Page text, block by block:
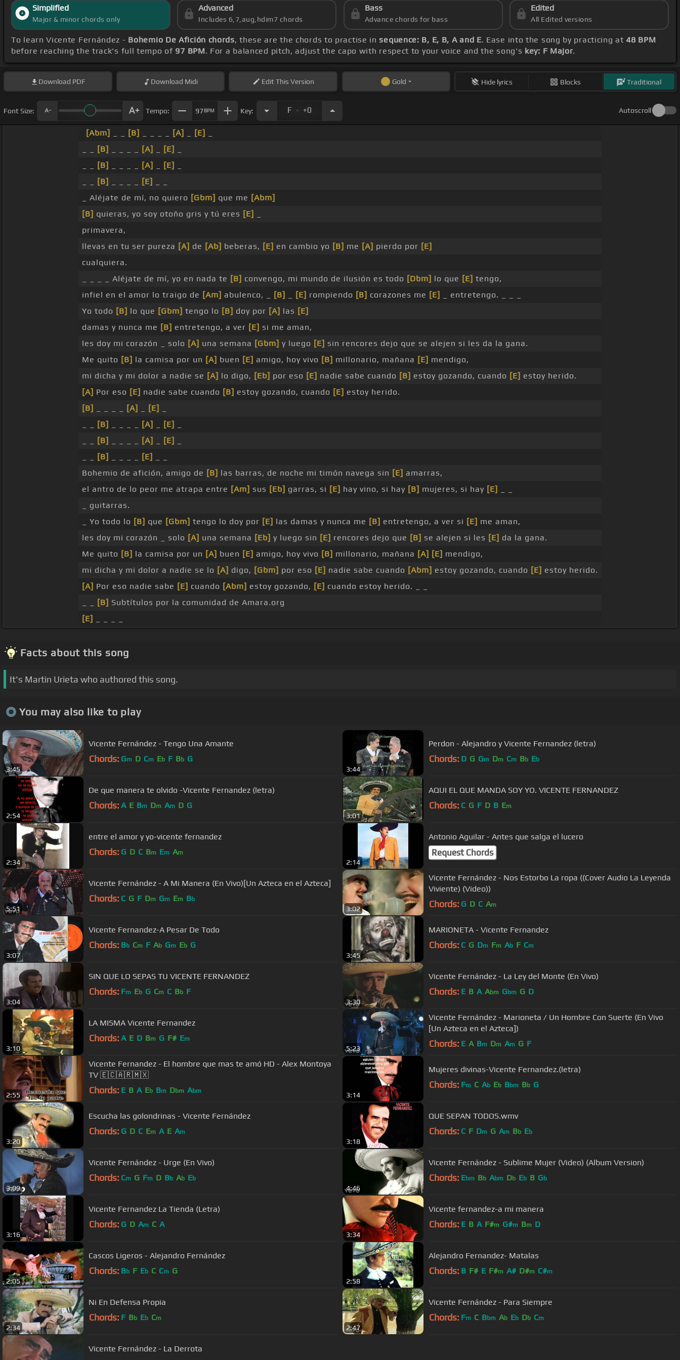
Simplified
Major & minor chords only
Advanced
Includes 6,7,aug,hdim7 chords
Bass
Advance chords for bass
Edited
All Edited versions
To learn Vicente Fernández - Bohemio De Afición chords, these are the chords to practise insequence: B, E, B, A and E. Ease into the song by practicing at48 BPM
before reaching the track's full tempo of 97 BPM. For a balanced pitch, adjust the capo with respect to your voice and the song's key: F Major.
Download PDF Download Midi EditThis Version Gold Hide lyrics Blocks Traditional
Font Size: Tempo: 97BPM Key: F . +0 Autoscroll
[Abm] [B] [A] [E]
[B] [A] [E]
[B] [A] [E]
[B] [E]
_ Aléjate de mí, no quiero [Gbm] que me [Abm]
[B] quieras, yo soy otoño gris y tú eres [E]
primavera,
llevas en tu ser pureza [A] de [Ab] beberas, [E] en cambio yo [B] me [A] pierdo por [E]
cualquiera.
_ _ _ _ Aléjate de mí, yo en nada te [B] convengo, mi mundo de ilusión es todo [Dbm] lo que [E] tengo,
infiel en el amor lo traigo de [Am] abulenco, _ [B] [E] rompiendo [B] corazones me [E]
_ entretengo. _ _ _
Yo todo [B] lo que [Gbm] tengo lo [B] doy por [A] las [E]
damas y nunca me [B] entretengo, a ver [E] si me aman,
les doy mi corazón _ solo [A] una semana [Gbm] y luego [E] sin rencores dejo que se alejen si les da la gana.
Me quito [B] la camisa por un [A] buen [E] amigo, hoy vivo [B] millonario, mañana [E] mendigo,
mi dicha y mi dolor a nadie se [A] lo digo, [Eb] por eso [E] nadie sabe cuando [B] estoy gozando, cuando [E] estoy herido.
[A] Por eso [E] nadie sabe cuando [B] estoy gozando, cuando [E] estoy herido.
[B]
[A] [E]
[B] [A] [E]
[B] [A] [E]
[B] [E]
Bohemio de afición, amigo de [B] las barras, de noche mi timón navega sin [E] amarras,
el antro de lo peor me atrapa entre [Am] sus [Eb] garras, si [E] hay vino, si hay [B] mujeres, si hay [E]
_ guitarras.
_ Yo todo lo [B] que [Gbm] tengo lo doy por [E] las damas y nunca me [B] entretengo, a ver si [E] me aman,
les doy mi corazón _ solo [A] una semana [Eb] y luego sin [E] rencores dejo que [B] se alejen si les [E] da la gana.
Me quito [B] la camisa por un [A] buen [E] amigo, hoy vivo [B] millonario, mañana [A] [E] mendigo,
mi dicha y mi dolor a nadie se lo [A] digo, [Gbm] por eso [E] nadie sabe cuando [Abm] estoy gozando, cuando [E] estoy herido.
[A] Por eso nadie sabe [E] cuando [Abm] estoy gozando, [E] cuando estoy herido. _ _
[B] Subtítulos por la comunidad de Amara.org
[E]
Facts about this song
It's Martin Urieta who authored this song.
You may also like to play
3:45
Vicente Fernández - Tengo Una Amante
Chords: Gm D Cm Eb F Bb G
3:44
Perdon - Alejandro y Vicente Fernandez (letra)
Chords: D G Gm Dm Cm Bb Eb
2:54
De que manera te olvido -Vicente Fernandez (letra)
Chords: A E Bm Dm Am D G
3:01
AQUI EL QUE MANDA SOY YO. VICENTE FERNANDEZ
Chords: C G F D B Em
2:34
entre el amor y yo-vicente fernandez
Chords: G D C Bm Em Am
2:14
Antonio Aguilar - Antes que salga el lucero
Request Chords
5:51
Vicente Fernández - A Mi Manera (En Vivo)[Un Azteca en el Azteca]
Chords: C G F Dm Gm Em Bb
3:02
Vicente Fernández - Nos Estorbo La ropa ((Cover Audio La Leyenda
Viviente) (Video))
Chords: G D C Am
3:07
Vicente Fernandez-A Pesar De Todo
Chords: Bb Cm F Ab Gm Eb G
3:45
MARIONETA - Vicente Fernandez
Chords: C G Dm Fm Ab F Cm
3:04
SIN QUE LO SEPAS TU VICENTE FERNANDEZ
Chords: Fm Eb G Cm C Bb F
3:30
Vicente Fernández - La Ley del Monte (En Vivo)
Chords: E B A Abm Gbm G D
3:10
LA MISMA Vicente Fernandez
Chords: A E D Bm G F# Em
5:23
Vicente Fernández - Marioneta / Un Hombre Con Suerte (En Vivo
[Un Azteca en el Azteca])
Chords: E A Bm Dm Am G F
2:55
Vicente Fernandez - El hombre que mas te amó HD - Alex Montoya
TV 🇪🇨🇦🇷🇲🇽
Chords: E B A Eb Bm Dbm Abm
3:14
Mujeres divinas-Vicente Fernandez.(letra)
Chords: Fm C Ab Eb Bbm Bb G
3:20
Escucha las golondrinas - Vicente Fernández
Chords: G D C Em A E Am
3:18
QUE SEPAN TODOS.wmv
Chords: C F Dm G Am Bb Eb
3:09
Vicente Fernández - Urge (En Vivo)
Chords: Cm G Fm D Bb Ab Eb
4:46
Vicente Fernández - Sublime Mujer (Video) (Album Version)
Chords: Ebm Bb Abm Db Eb B Gb
3:16
Vicente Fernandez La Tienda (Letra)
Chords: G D Am C A
3:34
Vicente fernandez-a mi manera
Chords: E B A F#m G#m Bm D
2:05
Cascos Ligeros - Alejandro Fernández
Chords: Bb F Eb C Cm G
2:58
Alejandro Fernandez- Matalas
Chords: B F# E F#m A# D#m C#m
2:34
Ni En Defensa Propia
Chords: F Bb Eb Cm
2:47
Vicente Fernández - Para Siempre
Chords: Fm C Bbm Ab Eb Db Cm
Vicente Fernández - La Derrota